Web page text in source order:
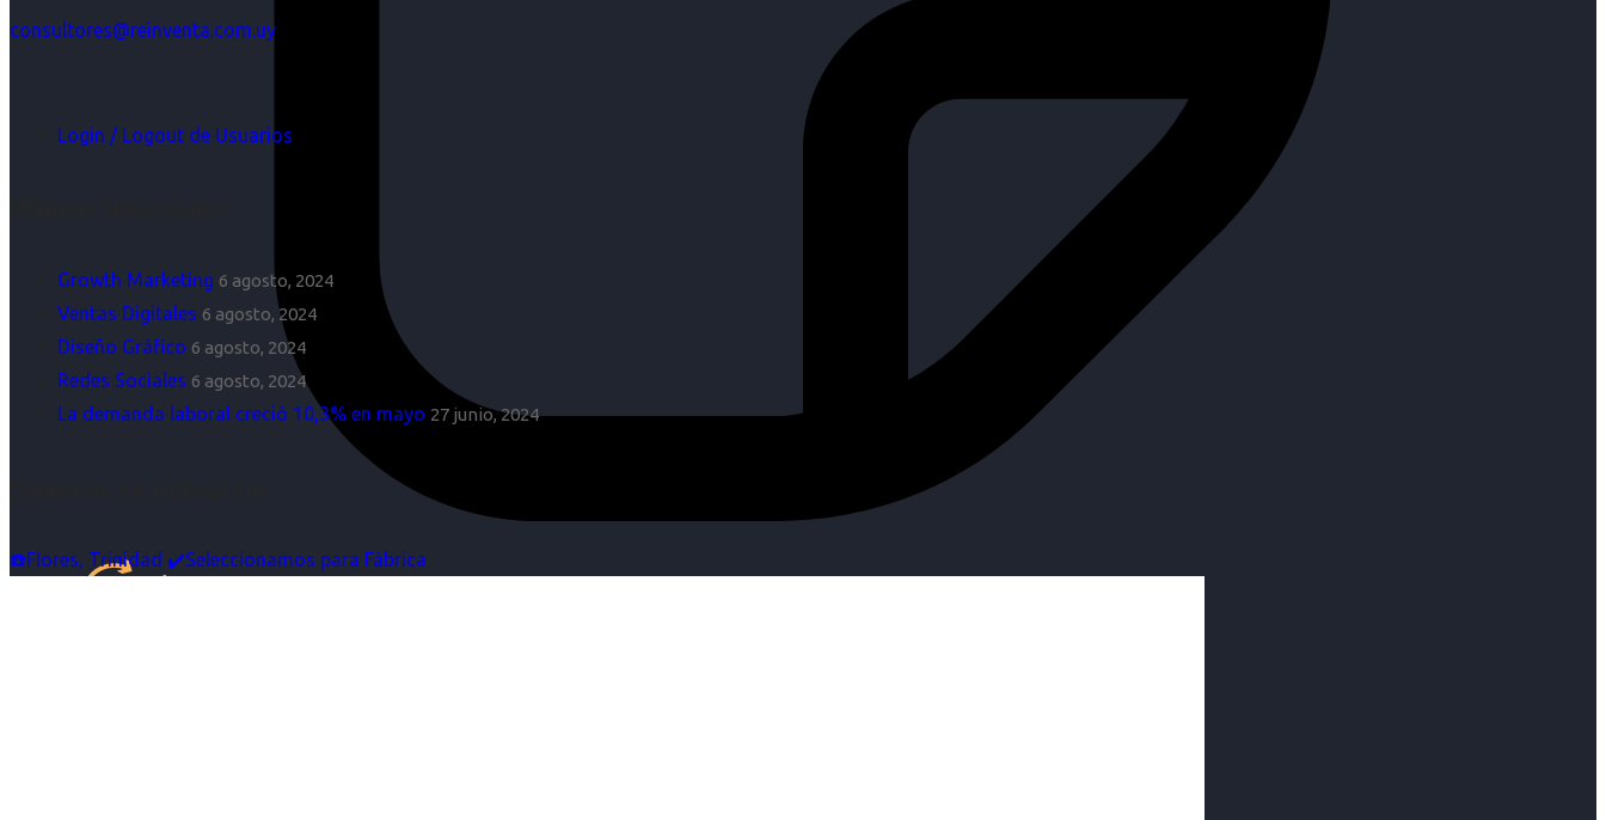
consultores@reinventa.com.uy
Login / Logout de Usuarios
Growth Marketing 6 agosto, 2024
Ventas Digitales 6 agosto, 2024
Diseño Gráfico 6 agosto, 2024
Redes Sociales 6 agosto, 2024
La demanda laboral creció 10,3% en mayo 27 junio, 2024
☎️Flores, Trinidad ✔️Seleccionamos para Fábrica